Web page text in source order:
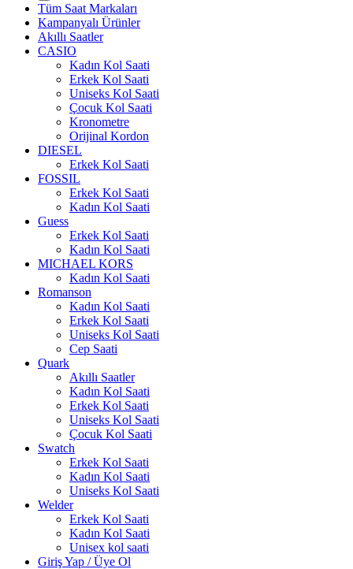
Tüm Saat Markaları
Kampanyalı Ürünler
Akıllı Saatler
CASIO
Kadın Kol Saati
Erkek Kol Saati
Uniseks Kol Saati
Çocuk Kol Saati
Kronometre
Orijinal Kordon
DIESEL
Erkek Kol Saati
FOSSIL
Erkek Kol Saati
Kadın Kol Saati
Guess
Erkek Kol Saati
Kadın Kol Saati
MICHAEL KORS
Kadın Kol Saati
Romanson
Kadın Kol Saati
Erkek Kol Saati
Uniseks Kol Saati
Cep Saati
Quark
Akıllı Saatler
Kadın Kol Saati
Erkek Kol Saati
Uniseks Kol Saati
Çocuk Kol Saati
Swatch
Erkek Kol Saati
Kadın Kol Saati
Uniseks Kol Saati
Welder
Erkek Kol Saati
Kadın Kol Saati
Unisex kol saati
Giriş Yap / Üye Ol